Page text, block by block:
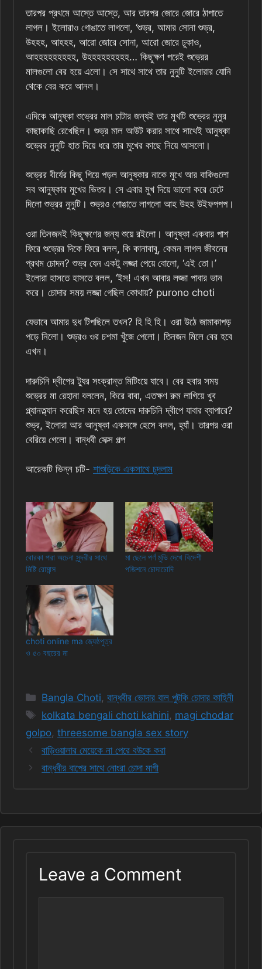
তারপর প্রথমে আস্তে আস্তে, আর তারপর জোরে জোরে ঠাপাতে
লাগল। ইলোরাও গোঙাতে লাগলো, ‘শুভ্র, আমার সোনা শুভ্র,
উহহহ, আহহহ, আরো জোরে সোনা, আরো জোরে ঢুকাও,
আহহহহহহহহহ, উহহহহহহহহহ… কিছুক্ষণ পরেই শুভ্রের
মালগুলো বের হয়ে এলো। সে সাথে সাথে তার নুনুটি ইলোরার যোনি
থেকে বের করে আনল।
এদিকে আনুষ্কা শুভ্রের মাল চাটার জন্যই তার মুখটি শুভ্রের নুনুর
কাছাকাছি রেখেছিল। শুভ্র মাল আউট করার সাথে সাথেই আনুষ্কা
শুভ্রের নুনুটি হাত দিয়ে ধরে তার মুখের কাছে নিয়ে আসলো।
শুভ্রের বীর্যের কিছু গিয়ে পড়ল আনুষ্কার নাকে মুখে আর বাকিগুলো
সব আনুষ্কার মুখের ভিতর। সে এবার মুখ দিয়ে ভালো করে চেটে
দিলো শুভ্রর নুনুটি। শুভ্রও গোঙাতে লাগলো আহ উহহ উইফপপপ।
ওরা তিনজনই কিছুক্ষণের জন্য শুয়ে রইলো। আনুষ্কা একবার পাশ
ফিরে শুভ্রের দিকে ফিরে বলল, কি কানাবাবু, কেমন লাগল জীবনের
প্রথম চোদন? শুভ্র যেন একটু লজ্জা পেয়ে বোলো, ‘এই তো।’
ইলোরা হাসতে হাসতে বলল, ‘ইস! এখন আবার লজ্জা পাবার ভান
করে। চোদার সময় লজ্জা গেছিল কোথায়? purono choti
যেভাবে আমার দুধ টিপছিলে তখন? হি হি হি। ওরা উঠে জামাকাপড়
পড়ে নিলো। শুভ্রও ওর চশমা খুঁজে পেলো। তিনজন মিলে বের হবে
এখন।
দারুচিনি দ্বীপের ট্যুর সংক্রান্ত মিটিংয়ে যাবে। বের হবার সময়
শুভ্রের মা রেহানা বললেন, কিরে বাবা, এতক্ষণ রুম লাগিয়ে খুব
প্ল্যানত্ল্যান করেছিস মনে হয় তোদের দারুচিনি দ্বীপে যাবার ব্যাপারে?
শুভ্র, ইলোরা আর আনুষ্কা একসঙ্গে হেসে বলল, হ্যাঁ। তারপর ওরা
বেরিয়ে গেলো। বান্ধবী সেক্স গল্প
আরেকটি ভিন্ন চটি- শাশুড়িকে একসাথে চুদলাম
বোরকা পরা অচেনা সুন্দরীর সাথে
মিষ্টি রোমান্স
মা ছেলে পর্ণ মুভি দেখে বিদেশী
পজিশনে চোদাচোদি
choti online ma জ্যেষ্ঠপুত্র
ও ৫০ বছরের মা
Categories
Bangla Choti,বান্ধবীর ভোদার বাল পুটকি চোদার কাহিনী
Tags
kolkata bengali choti kahini, magi chodar
golpo, threesome bangla sex story
বাড়িওয়ালার মেয়েকে না পেরে বউকে করা
বান্ধবীর বাপের সাথে নোংরা চোদা মাগী
Leave a Comment